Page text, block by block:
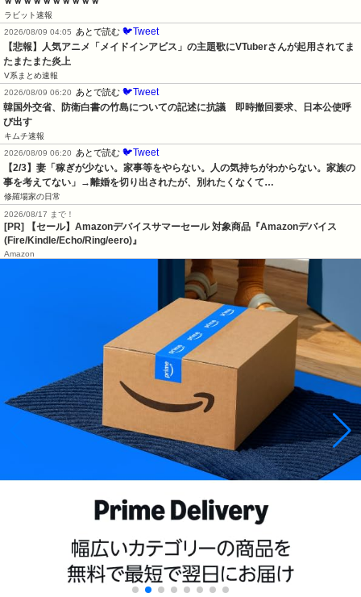
ラビット速報
2026/08/09 04:05
あとで読む 🐦Tweet
【悲報】人気アニメ「メイドインアビス」の主題歌にVTuberさんが起用されてま
たまたまた炎上
V系まとめ速報
2026/08/09 06:20
あとで読む 🐦Tweet
韓国外交省、防衛白書の竹島についての記述に抗議　即時撤回要求、日本公使呼
び出す
キムチ速報
2026/08/09 06:20
あとで読む 🐦Tweet
【2/3】妻「稼ぎが少ない。家事等をやらない。人の気持ちがわからない。家族の
事を考えてない」→離婚を切り出されたが、別れたくなくて…
修羅場家の日常
2026/08/17 まで！
[PR]
【セール】Amazonデバイスサマーセール 対象商品『Amazonデバイス
(Fire/Kindle/Echo/Ring/eero)』
Amazon